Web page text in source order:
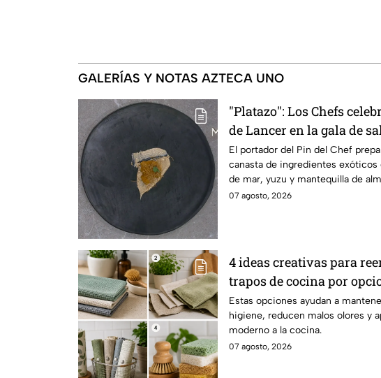
GALERÍAS Y NOTAS AZTECA UNO
"Platazo": Los Chefs
de Lancer en la gala de
MasterChef 24/7
El portador del Pin del Chef
canasta de ingredientes
de mar, yuzu y mantequilla de
07 agosto, 2026
4 ideas creativas para
trapos de cocina por
saludables, modernas y
Estas opciones ayudan a
higiene, reducen malos olores y
moderno a la cocina.
07 agosto, 2026